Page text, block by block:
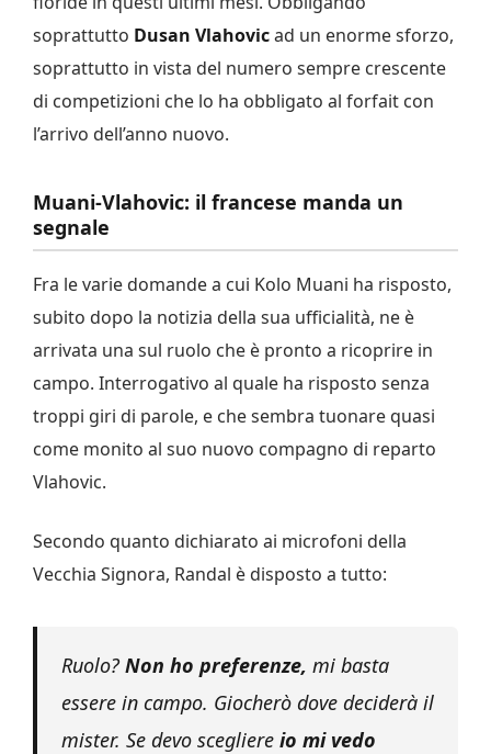
soprattutto Dusan Vlahovicad un enorme sforzo,
soprattutto in vista del numero sempre crescente
di competizioni che lo ha obbligato al forfait con
l’arrivo dell’anno nuovo.
Muani-Vlahovic: il francese manda un
segnale
Fra le varie domande a cui Kolo Muani ha risposto,
subito dopo la notizia della sua ufficialità, ne è
arrivata una sul ruolo che è pronto a ricoprire in
campo. Interrogativo al quale ha risposto senza
troppi giri di parole, e che sembra tuonare quasi
come monito al suo nuovo compagno di reparto
Vlahovic.
Secondo quanto dichiarato ai microfoni della
Vecchia Signora, Randal è disposto a tutto:
Ruolo?Non ho preferenze, mi basta
essere in campo. Giocherò dove deciderà il
mister. Se devo scegliere io mi vedo